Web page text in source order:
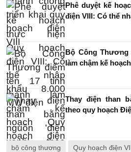
Phê duyệt kế
điện VIII: Có thể
Bộ Công
làm chậm kế
Thay điện than
theo quy hoạch
bộ công thương Quy hoạch điện